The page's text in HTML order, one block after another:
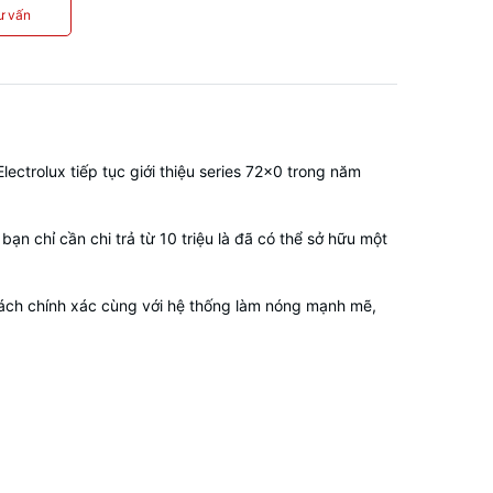
vấn
tiếp tục giới thiệu series 72x0 trong năm
chỉ cần chi trả từ 10 triệu là đã có thể sở hữu một
chính xác cùng với hệ thống làm nóng mạnh mẽ,